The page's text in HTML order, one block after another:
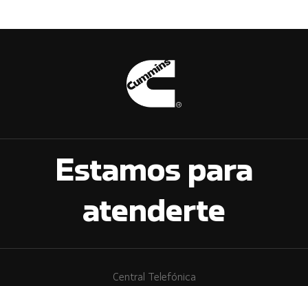
Estamos para
atenderte
Central Telefónica